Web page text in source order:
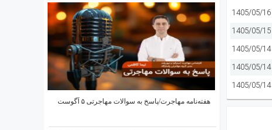
1405/05/16
1405/05/15
1405/05/14
1405/05/14
1405/05/14
هفته‌نامه مهاجرت/پاسخ به سوالات مهاجرتی ۵ آگوست